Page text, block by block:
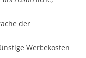
der
Werbekosten